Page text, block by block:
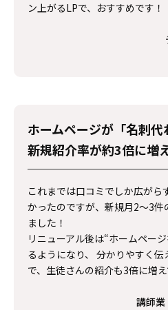
ン上がるLPで、おすすめです！
ホームページが「名刺代
新規紹介率が約3倍に増
これまでは口コミでしか広がら
かったのですが、新規月2〜3件
ました！
リニューアル後は“ホームペー
るようになり、 分かりやすく
で、生徒さんの紹介も3倍に増え
講師業